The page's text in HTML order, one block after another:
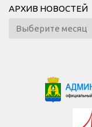
АРХИВ НОВОСТЕЙ
Архив
новостей